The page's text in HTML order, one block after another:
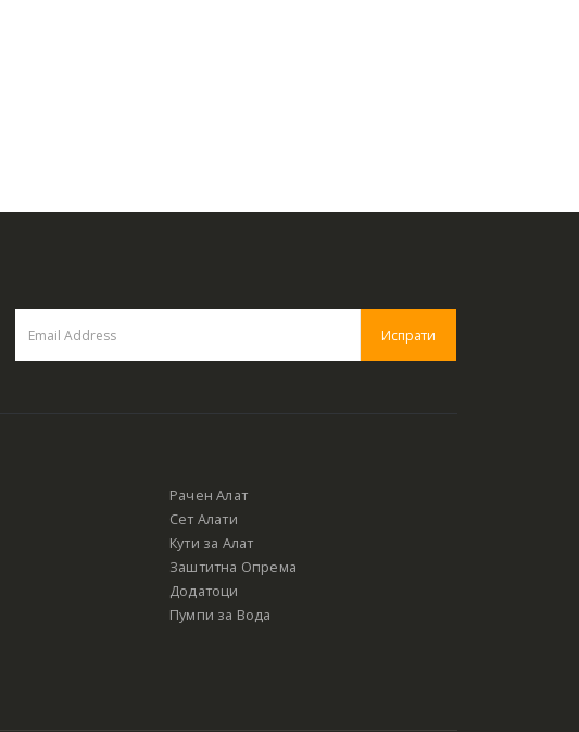
Рачен Алат
Сет Алати
Кути за Алат
Заштитна Опрема
Додатоци
Пумпи за Вода